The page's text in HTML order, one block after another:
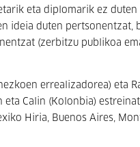
eta diplomarik ez duten
ideia duten pertsonentzat,
(zerbitzu publikoa
errealizadorea) eta
Calin (Kolonbia)
Hiria, Buenos Aires,